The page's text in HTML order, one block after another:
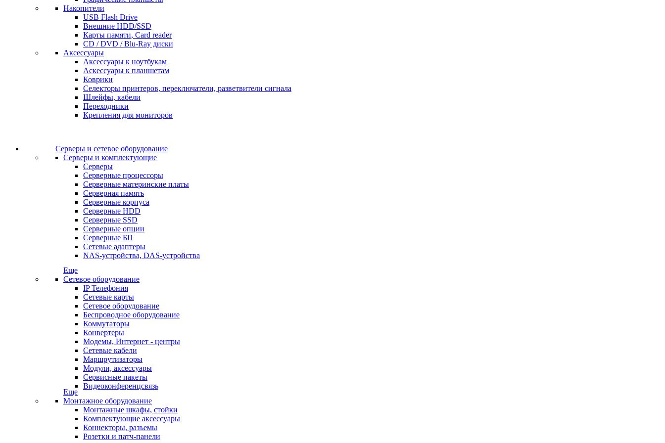
Накопители
USB Flash Drive
Внешние HDD/SSD
Карты памяти, Card reader
CD / DVD / Blu-Ray диски
Аксессуары
Аксессуары к ноутбукам
Аскессуары к планшетам
Коврики
Селекторы принтеров, переключатели, разветвители сигнала
Шлейфы, кабели
Переходники
Крепления для мониторов
Серверы и сетевое оборудование
Серверы и комплектующие
Серверы
Серверные процессоры
Серверные материнские платы
Серверная память
Серверные корпуса
Серверные HDD
Серверные SSD
Серверные опции
Серверные БП
Сетевые адаптеры
NAS-устройства, DAS-устройства
Еще
Сетевое оборудование
IP Телефония
Сетевые карты
Сетевое оборудование
Беспроводное оборудование
Коммутаторы
Конвертеры
Модемы, Интернет - центры
Сетевые кабели
Маршрутизаторы
Модули, аксессуары
Сервисные пакеты
Видеоконференцсвязь
Еще
Монтажное оборудование
Монтажные шкафы, стойки
Комплектующие аксессуары
Коннекторы, разъемы
Розетки и патч-панели